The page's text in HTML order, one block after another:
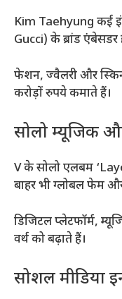
Kim Taehyung कई
Gucci) के ब्रांड एंबेसडर
फेशन, ज्वैलरी और
करोड़ों रुपये कमाते हैं।
सोलो म्यूजिक
V के सोलो एलबम
बाहर भी ग्लोबल फेम
डिजिटल प्लेटफॉर्म,
वर्थ को बढ़ाते हैं।
सोशल मीडिया